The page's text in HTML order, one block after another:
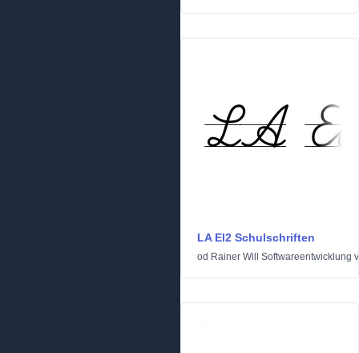
LA El2 Schulschriften
od Rainer Will Softwareentwicklung